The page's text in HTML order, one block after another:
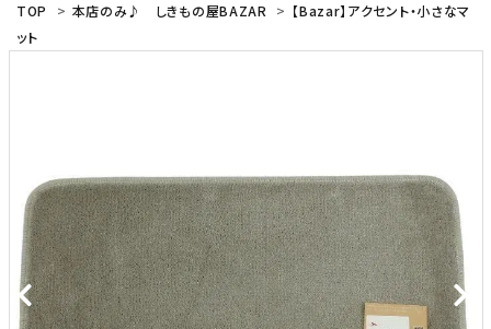
TOP > 本店のみ♪ しきもの屋BAZAR > 【Bazar】アクセント・小さなマ
ット